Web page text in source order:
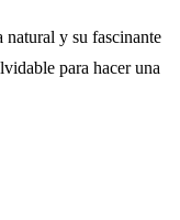
natural y su fascinante
para hacer una